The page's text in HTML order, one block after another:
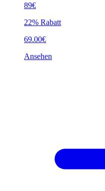
89€
22% Rabatt
69.00€
Ansehen